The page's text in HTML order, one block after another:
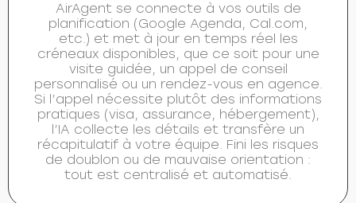
AirAgent se connecte à vos outils de
planification (Google Agenda, Cal.com,
etc.) et met à jour en temps réel les
créneaux disponibles, que ce soit pour une
visite guidée, un appel de conseil
personnalisé ou un rendez-vous en agence.
Si l’appel nécessite plutôt des informations
pratiques (visa, assurance, hébergement),
l’IA collecte les détails et transfère un
récapitulatif à votre équipe. Fini les risques
de doublon ou de mauvaise orientation :
tout est centralisé et automatisé.